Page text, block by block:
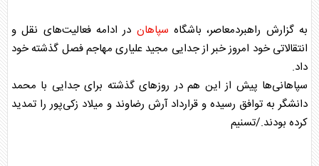
به گزارش راهبردمعاصر، باشگاه سپاهان در ادامه فعالیت‌های نقل و
انتقالاتی خود امروز خبر از جدایی مجید علیاری مهاجم فصل گذشته خود
داد.
سپاهانی‌ها پیش از این هم در روزهای گذشته برای جدایی با محمد
دانشگر به توافق رسیده و قرارداد آرش رضاوند و میلاد زکی‌پور را تمدید
کرده بودند./تسنیم